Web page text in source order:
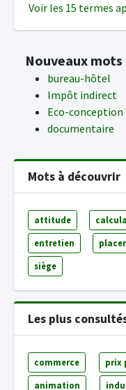
Voir les 15 termes
Nouveaux mots
bureau-hôtel
Impôt indirect
Eco-conception
documentaire
Mots à découvrir
attitude
entretien
siège
Les plus
commerce prix
animation